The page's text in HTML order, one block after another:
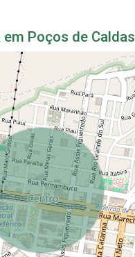
Poços de Caldas